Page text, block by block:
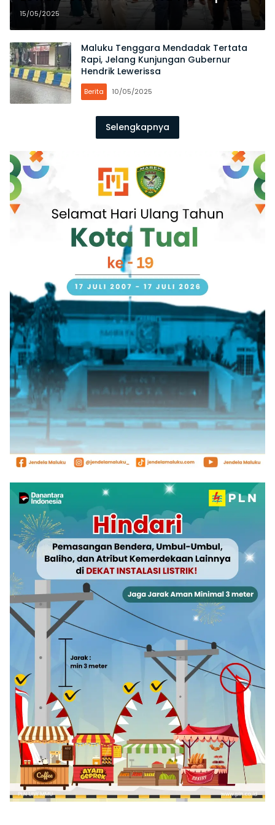
Pembangunan RS Pratama di Elat
15/05/2025
Maluku Tenggara Mendadak Tertata
Rapi, Jelang Kunjungan Gubernur
Hendrik Lewerissa
Berita 10/05/2025
Selengkapnya